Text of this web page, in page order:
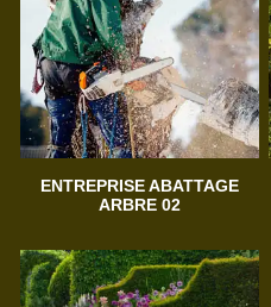
ENTREPRISE ABATTAGE
ARBRE 02